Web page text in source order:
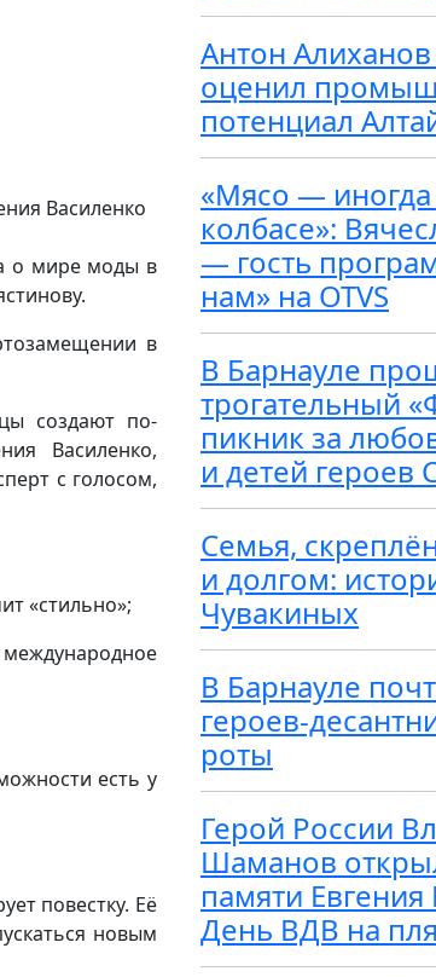
о мире моды в
в
создают по-
Василенко,
с голосом,
«стильно»;
есть у
повестку. Её
новым
Антон
оценил
потенциал
«Мясо —
колбасе»:
— гость
нам» на OTVS
В Барнауле
трогательный
пикник за
и детей героев
Семья,
и долгом:
Чувакиных
В Барнауле
героев-
роты
Герой России
Шаманов
памяти
День ВДВ на